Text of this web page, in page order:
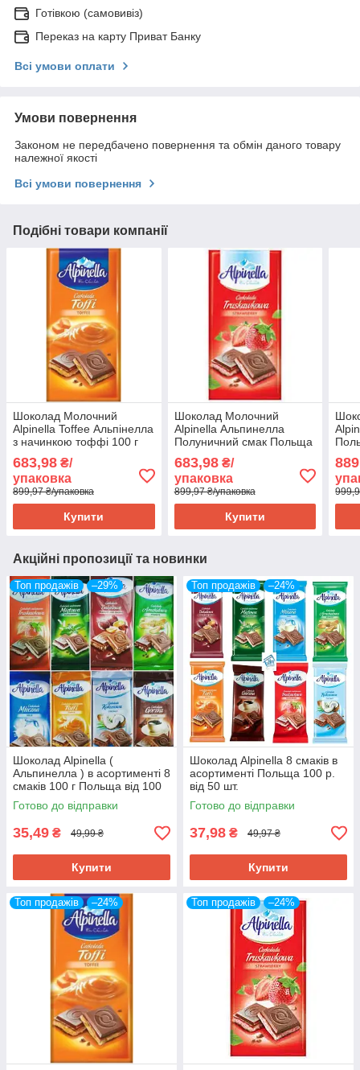
Готівкою (самовивіз)
Переказ на карту Приват Банку
Всі умови оплати
Умови повернення
Законом не передбачено повернення та обмін даного товару
належної якості
Всі умови повернення
Подібні товари компанії
Шоколад Молочний
Alpinella Toffee Альпінелла
з начинкою тоффі 100 г
Польща (19 шт./1уп)
683,98 ₴/
упаковка
899,97 ₴/упаковка
Купити
Шоколад Молочний
Alpinella Альпинелла
Полуничний смак Польща
100 г(19 шт/1уп)
683,98₴/
упаковка
899,97 ₴/упаковка
Купити
Акційні пропозиції та новинки
Топ продажів –29%
Шоколад Alpinella (
Альпинелла ) в асортименті 8
смаків 100 г Польща від 100
шт.
Готово до відправки
35,49 ₴ 49,99 ₴
Купити
Топ продажів –24%
Шоколад Alpinella 8 смаків в
асортименті Польща 100 р.
від 50 шт.
Готово до відправки
37,98 ₴ 49,97 ₴
Купити
Топ продажів –24% Топ продажів –24%